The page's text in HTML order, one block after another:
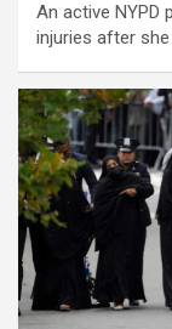
An active NYPD
injuries after